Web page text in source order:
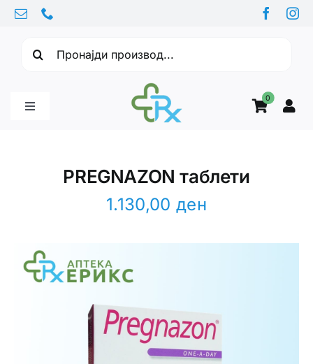
Skip
content
0
Toggle
Интимно здравје
PREGNAZON таблети
1.130,00ден